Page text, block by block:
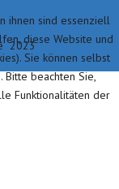
2023
ihnen sind essenziell
diese Website und
Sie können selbst
Bitte beachten Sie,
Funktionalitäten der